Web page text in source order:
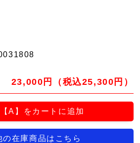
23,000円（税込25,300円）
A】をカートに追加
の在庫商品はこちら